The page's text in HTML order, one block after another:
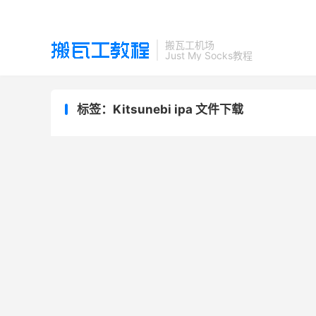
搬瓦工机场
Just My Socks教程
标签：Kitsunebi ipa 文件下载